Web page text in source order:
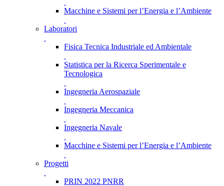
Macchine e Sistemi per l’Energia e l’Ambiente
Laboratori
Fisica Tecnica Industriale ed Ambientale
Statistica per la Ricerca Sperimentale e
Tecnologica
Ingegneria Aerospaziale
Ingegneria Meccanica
Ingegneria Navale
Macchine e Sistemi per l’Energia e l’Ambiente
Progetti
PRIN 2022 PNRR